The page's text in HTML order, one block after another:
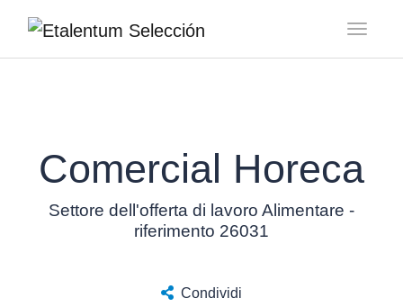
Comercial Horeca
Settore dell'offerta di lavoro Alimentare -
riferimento 26031
Condividi